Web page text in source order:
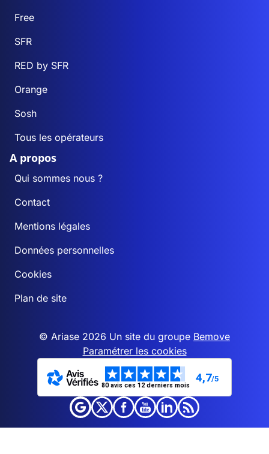
Free
SFR
RED by SFR
Orange
Sosh
Tous les opérateurs
A propos
Qui sommes nous ?
Contact
Mentions légales
Données personnelles
Cookies
Plan de site
© Ariase 2026 Un site du groupe Bemove
Paramétrer les cookies
80 avis ces 12 derniers mois
4,7/5